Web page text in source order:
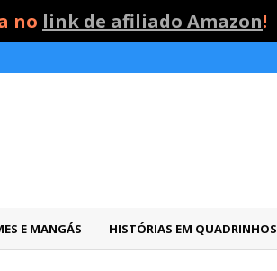
no link de afiliado Amazon!
E MANGÁS HISTÓRIAS EM QUADRINHOS